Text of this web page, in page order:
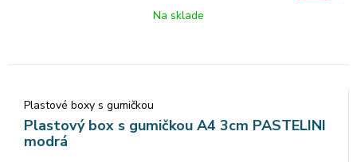
Na sklade
Plastové boxy s gumičkou
Plastový box s gumičkou A4 3cm PASTELINI
modrá